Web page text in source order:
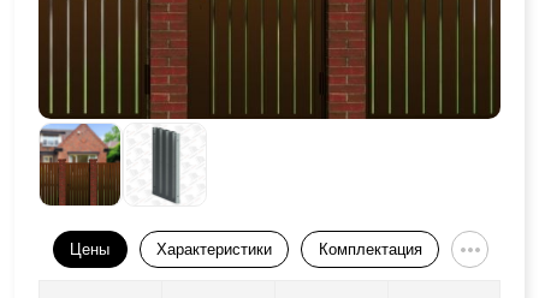
Цены Характеристики Комплектация